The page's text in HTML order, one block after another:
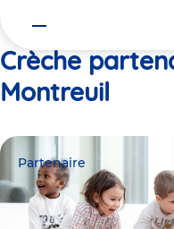
Crèche
Montreuil
Partenaire